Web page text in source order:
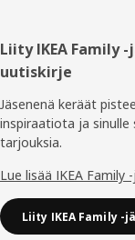
Alatunniste
Liity IKEA Family
uutiskirje
Jäsenenä keräät
inspiraatiota ja
tarjouksia.​
Lue lisää IKEA Family
Liity IKEA Family -